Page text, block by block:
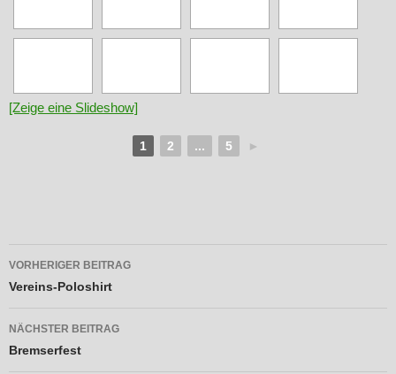
[Zeige eine Slideshow]
1 2 ... 5 ►
Beitragsnavigation
VORHERIGER BEITRAG
Vereins-Poloshirt
NÄCHSTER BEITRAG
Bremserfest